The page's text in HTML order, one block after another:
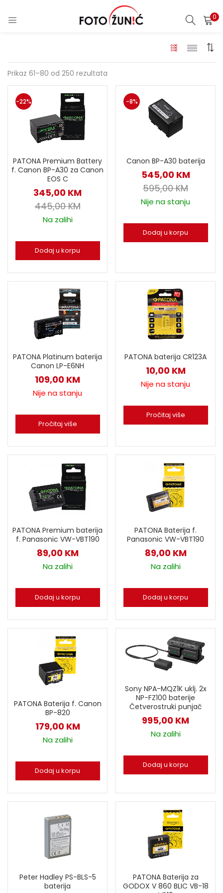
0
Prikaz 61–80 od 250 rezultata
-22%
PATONA Premium Battery
f. Canon BP-A30 za Canon
EOS C
345,00 KM
445,00KM
Na zalihi
Dodaj u korpu
-8%
Canon BP-A30 baterija
545,00 KM
595,00KM
Nije na stanju
Dodaj u korpu
PATONA Platinum baterija
Canon LP-E6NH
109,00 KM
Nije na stanju
Pročitaj više
PATONA baterija CR123A
10,00 KM
Nije na stanju
Pročitaj više
PATONA Premium baterija
f. Panasonic VW-VBT190
89,00 KM
Na zalihi
Dodaj u korpu
PATONA Baterija f.
Panasonic VW-VBT190
89,00 KM
Na zalihi
Dodaj u korpu
PATONA Baterija f. Canon
BP-820
179,00 KM
Na zalihi
Dodaj u korpu
Sony NPA-MQZ1K uklj. 2x
NP-FZ100 baterije
Četverostruki punjač
995,00 KM
Na zalihi
Dodaj u korpu
Peter Hadley PS-BLS-5
baterija
PATONA Baterija za
GODOX V 860 BLIC VB-18